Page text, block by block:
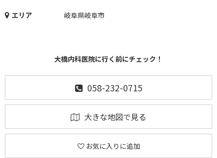
エリア 岐阜県岐阜市
大橋内科医院に行く前にチェック！
058-232-0715
大きな地図で見る
お気に入りに追加